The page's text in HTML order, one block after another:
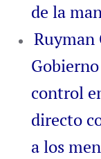
de la
Ruyman
control
directo
a los